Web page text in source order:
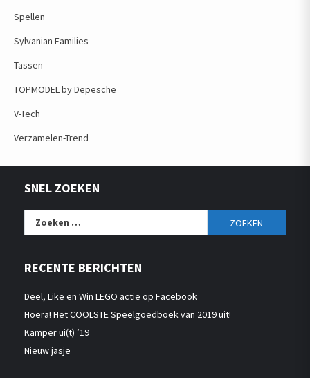
Spellen
Sylvanian Families
Tassen
TOPMODEL by Depesche
V-Tech
Verzamelen-Trend
SNEL ZOEKEN
Zoeken
RECENTE BERICHTEN
Deel, Like en Win LEGO actie op Facebook
Hoera! Het COOLSTE Speelgoedboek van 2019 uit!
Kamper ui(t) ’19
Nieuw jasje